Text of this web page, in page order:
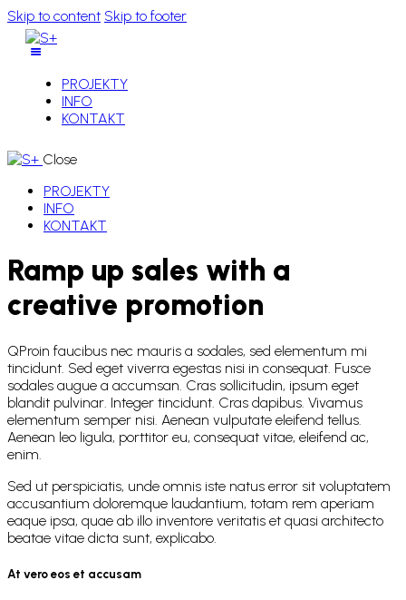
Skip to content Skip to footer
PROJEKTY
INFO
KONTAKT
Close
PROJEKTY
INFO
KONTAKT
Ramp up sales with a
creative promotion
QProin faucibus nec mauris a sodales, sed elementum mi
tincidunt. Sed eget viverra egestas nisi in consequat. Fusce
sodales augue a accumsan. Cras sollicitudin, ipsum eget
blandit pulvinar. Integer tincidunt. Cras dapibus. Vivamus
elementum semper nisi. Aenean vulputate eleifend tellus.
Aenean leo ligula, porttitor eu, consequat vitae, eleifend ac,
enim.
Sed ut perspiciatis, unde omnis iste natus error sit voluptatem
accusantium doloremque laudantium, totam rem aperiam
eaque ipsa, quae ab illo inventore veritatis et quasi architecto
beatae vitae dicta sunt, explicabo.
At vero eos et accusam